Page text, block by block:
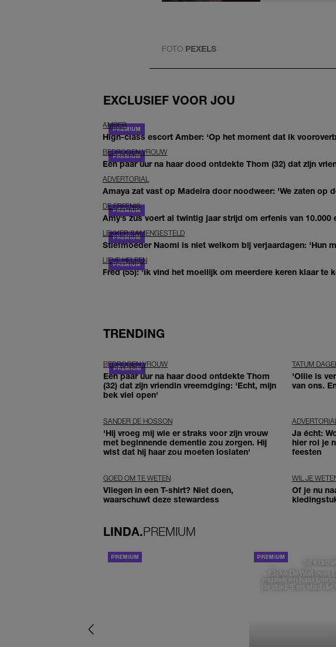
FOTO PEXELS
EXCLUSIEF VOOR JOU
AMBER
High-class escort Amber: ‘Op het moment dat ik
BEDROGEN VROUW
Een paar uur na haar dood ontdekte Thom (32) dat zijn
ADVERTORIAL
Amaya zat vast op Madeira door noodweer: 'We zaten op
DE ERFENIS
Amy’s zus voert al twintig jaar strijd om erfenis van
LEKKER SAMENGESTELD
Stiefmoeder Naomi is niet welkom bij verjaardagen: 'Hun
LIEVE HELEEN
Fred (55): 'Ik vind het moeilijk om meerdere keren klaar te
TRENDING
BEDROGEN VROUW
Een paar uur na haar dood ontdekte Thom
(32) dat zijn vriendin vreemdging: 'Echt, mijn
bek viel open'
TATUM
'Ollie is
van ons.
SANDER DE HOSSON
'Hij vroeg mij wie er straks voor zijn vrouw
met beginnende dementie zou zorgen. Hij
wist dat hij haar zou moeten loslaten'
Ja écht:
hier rol je
feesten
GOED OM TE WETEN
Vliegen in een T-shirt? Niet doen,
waarschuwt deze stewardess
WIL JE
Of je nu
LINDA.PREMIUM
DE STAD
Elske DeWall over
muziek en haar
de stad: 'Een stad die